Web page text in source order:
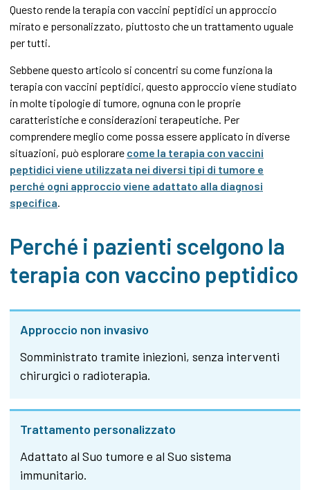
Questo rende la terapia con vaccini peptidici un approccio
mirato e personalizzato, piuttosto che un trattamento uguale
per tutti.
Sebbene questo articolo si concentri su come funziona la
terapia con vaccini peptidici, questo approccio viene studiato
in molte tipologie di tumore, ognuna con le proprie
caratteristiche e considerazioni terapeutiche. Per
comprendere meglio come possa essere applicato in diverse
situazioni, può esplorare come la terapia con vaccini
peptidici viene utilizzata nei diversi tipi di tumore e
perché ogni approccio viene adattato alla diagnosi
specifica.
Perché i pazienti scelgono la
terapia con vaccino peptidico
Approccio non invasivo
Somministrato tramite iniezioni, senza interventi
chirurgici o radioterapia.
Trattamento personalizzato
Adattato al Suo tumore e al Suo sistema
immunitario.